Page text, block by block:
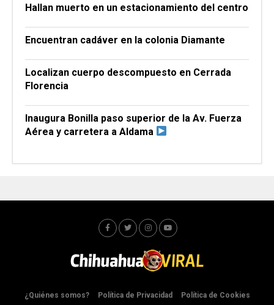
Hallan muerto en un estacionamiento del centro
Encuentran cadáver en la colonia Diamante
Localizan cuerpo descompuesto en Cerrada
Florencia
Inaugura Bonilla paso superior de la Av. Fuerza
Aérea y carretera a Aldama
¿Quiénes somos? Política de Privacidad Política de Cookies